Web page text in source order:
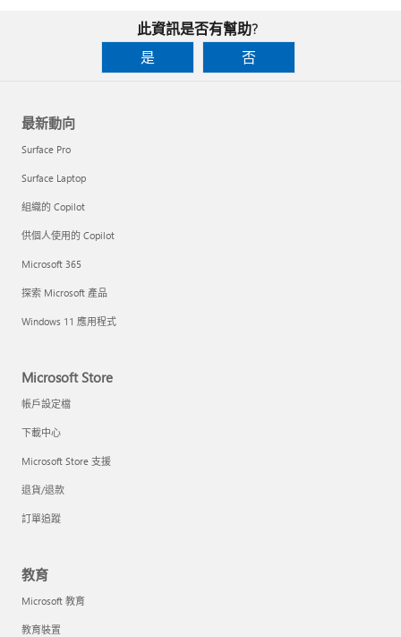
此資訊是否有幫助?
是
否
最新動向
Surface Pro
Surface Laptop
組織的 Copilot
供個人使用的 Copilot
Microsoft 365
探索 Microsoft 產品
Windows 11 應用程式
Microsoft Store
帳戶設定檔
下載中心
Microsoft Store 支援
退貨/退款
訂單追蹤
教育
Microsoft 教育
教育裝置